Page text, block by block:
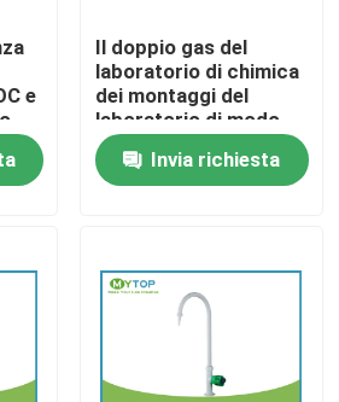
dell'università
dell'ospedale
del metallo
e
Il doppio gas del
laboratorio di chimica
dei montaggi del
laboratorio di modo
spilla il materiale
dell'ottone della
valvola
Invia richiesta